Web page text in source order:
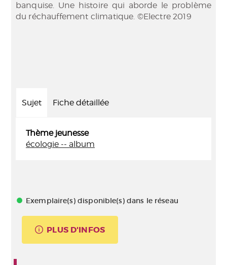
banquise. Une histoire qui aborde le problème
du réchauffement climatique. ©Electre 2019
Sujet Fiche détaillée
Thème jeunesse
écologie -- album
Exemplaire(s) disponible(s) dans le réseau
PLUS D'INFOS